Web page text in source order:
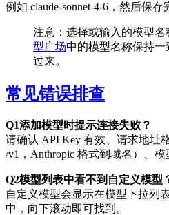
例如 claude-sonnet-4-6，然后保存
注意：选择或输入的模型名
型广场中的模型名称保持
过来。
常见错误排查
Q1添加模型时提示连接失败？
请确认 API Key 有效、请求地址
/v1，Anthropic 格式到域名）、模
Q2模型列表中看不到自定义模型
自定义模型会显示在模型下拉列
中，向下滚动即可找到。